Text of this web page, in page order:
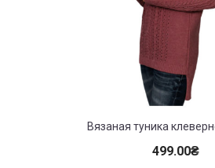
Вязаная туника
499.00₴